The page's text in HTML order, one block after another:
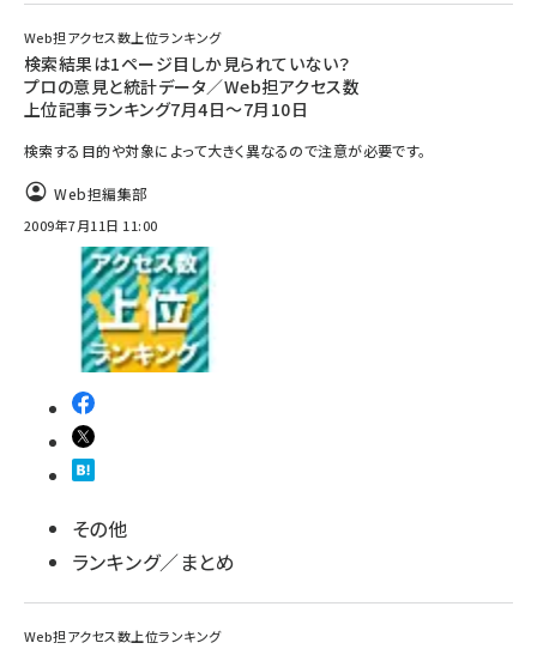
Web担アクセス数上位ランキング
検索結果は1ページ目しか見られていない？
プロの意見と統計データ／Web担アクセス数
上位記事ランキング7月4日～7月10日
検索する目的や対象によって大きく異なるので注意が必要です。
Web担編集部
2009年7月11日 11:00
その他
ランキング／まとめ
Web担アクセス数上位ランキング